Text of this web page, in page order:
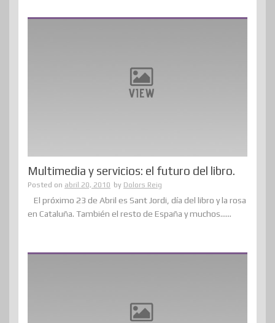
Multimedia y servicios: el futuro del libro.
Posted on abril 20, 2010 by Dolors Reig
El próximo 23 de Abril es Sant Jordi, día del libro y la rosa
en Cataluña. También el resto de España y muchos......